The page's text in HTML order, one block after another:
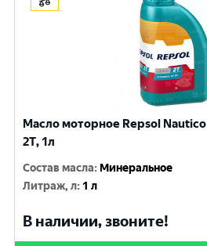
Масло моторное Repsol
2T, 1л
Состав масла: Минеральное
Литраж, л: 1 л
В наличии, звоните!